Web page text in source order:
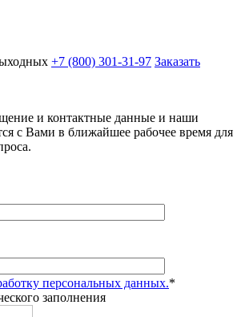
+7 (800) 301-31-97 Заказать
и контактные данные и наши
с Вами в ближайшее рабочее время для
персональных данных.*
заполнения